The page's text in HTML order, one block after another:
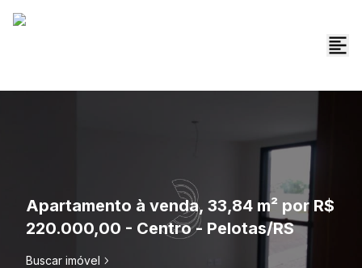
Apartamento à venda, 33,84 m² por R$
220.000,00 - Centro - Pelotas/RS
Buscar imóvel